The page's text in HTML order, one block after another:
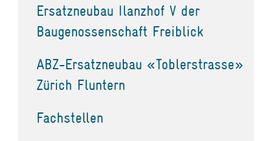
Ersatzneubau Ilanzhof V der
Baugenossenschaft Freiblick
ABZ-Ersatzneubau «Toblerstrasse»
Zürich Fluntern
Fachstellen